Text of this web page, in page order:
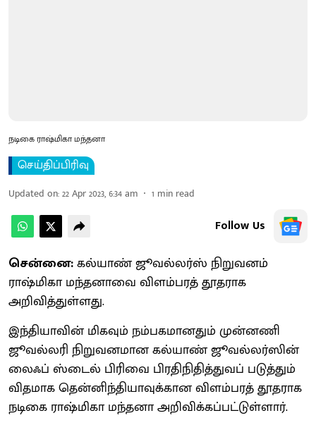
நடிகை ராஷ்மிகா மந்தனா
செய்திப்பிரிவு
Updated on:22 Apr 2023, 6:34 am 1 min read
Follow Us
சென்னை:கல்யாண் ஜூவல்லர்ஸ் நிறுவனம்
ராஷ்மிகா மந்தனாவை விளம்பரத் தூதராக
அறிவித்துள்ளது.
இந்தியாவின் மிகவும் நம்பகமானதும் முன்னணி
ஜூவல்லரி நிறுவனமான கல்யாண் ஜூவல்லர்ஸின்
லைஃப் ஸ்டைல் பிரிவை பிரதிநிதித்துவப் படுத்தும்
விதமாக தென்னிந்தியாவுக்கான விளம்பரத் தூதராக
நடிகை ராஷ்மிகா மந்தனா அறிவிக்கப்பட்டுள்ளார்.